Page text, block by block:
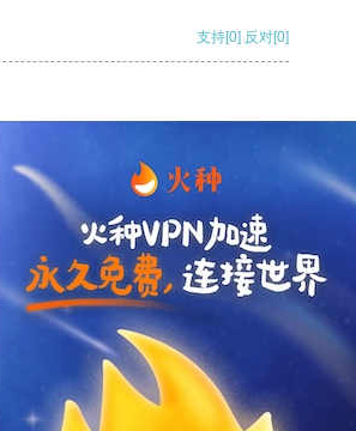
支持[0] 反对[0]
支持 [0] 反对[0]
支持[0] 反对